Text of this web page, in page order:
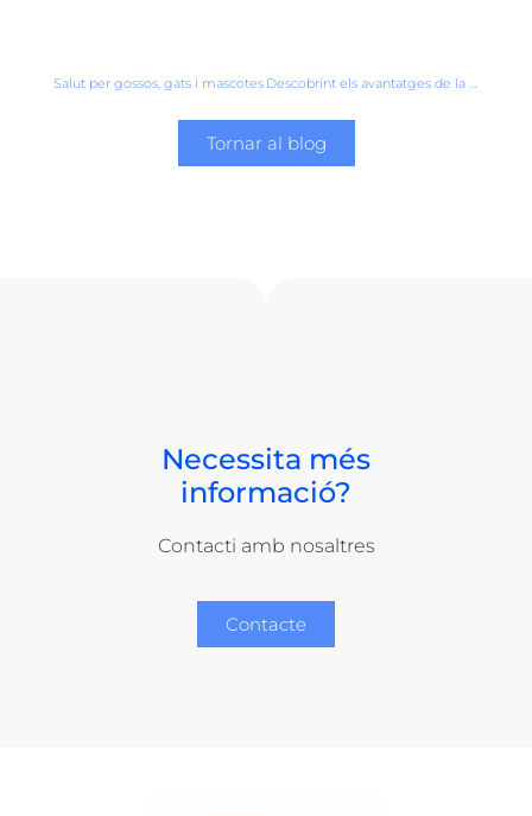
Salut per gossos, gats i mascotes
Tornar al blog
Necessita més
informació?
Contacti amb nosaltres
Contacte